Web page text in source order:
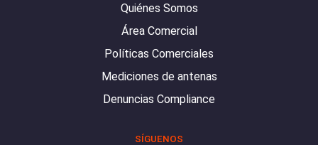
Quiénes Somos
Área Comercial
Políticas Comerciales
Mediciones de antenas
Denuncias Compliance
SÍGUENOS